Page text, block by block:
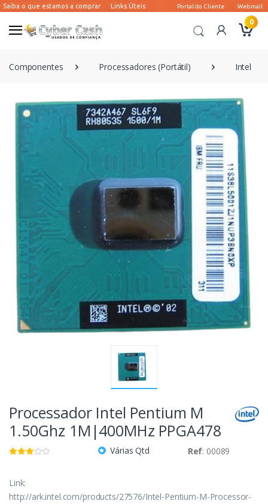
0
Componentes Processadores (Portátil) Intel
Processador Intel Pentium M
1.50Ghz 1M|400MHz PPGA478
Várias Qtd Ref: 00089
Link:
http://ark.intel.com/products/27576/Intel-Pentium-M-Processor-